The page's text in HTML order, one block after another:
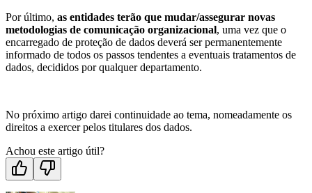
Por último, as entidades terão que mudar/assegurar novas
metodologias de comunicação organizacional, uma vez que o
encarregado de proteção de dados deverá ser permanentemente
informado de todos os passos tendentes a eventuais tratamentos de
dados, decididos por qualquer departamento.
No próximo artigo darei continuidade ao tema, nomeadamente os
direitos a exercer pelos titulares dos dados.
Achou este artigo útil?